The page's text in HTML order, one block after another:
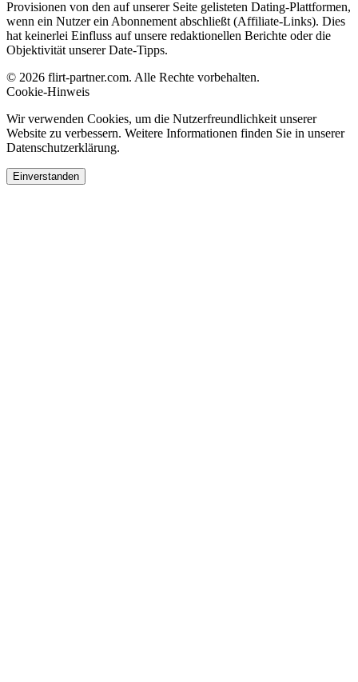
Provisionen von den auf unserer Seite gelisteten Dating-Plattformen,
wenn ein Nutzer ein Abonnement abschließt (Affiliate-Links). Dies
hat keinerlei Einfluss auf unsere redaktionellen Berichte oder die
Objektivität unserer Date-Tipps.
© 2026 flirt-partner.com. Alle Rechte vorbehalten.
Cookie-Hinweis
Wir verwenden Cookies, um die Nutzerfreundlichkeit unserer
Website zu verbessern. Weitere Informationen finden Sie in unserer
Datenschutzerklärung.
Einverstanden